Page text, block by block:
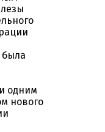
была
одним
нового